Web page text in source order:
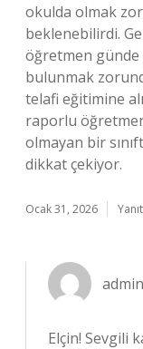
okulda olmak
beklenebilirdi.
öğretmen
bulunmak
telafi eğitimine
raporlu
olmayan bir
dikkat çekiyor.
Ocak 31, 2026
admin
Elçin! Sevgili